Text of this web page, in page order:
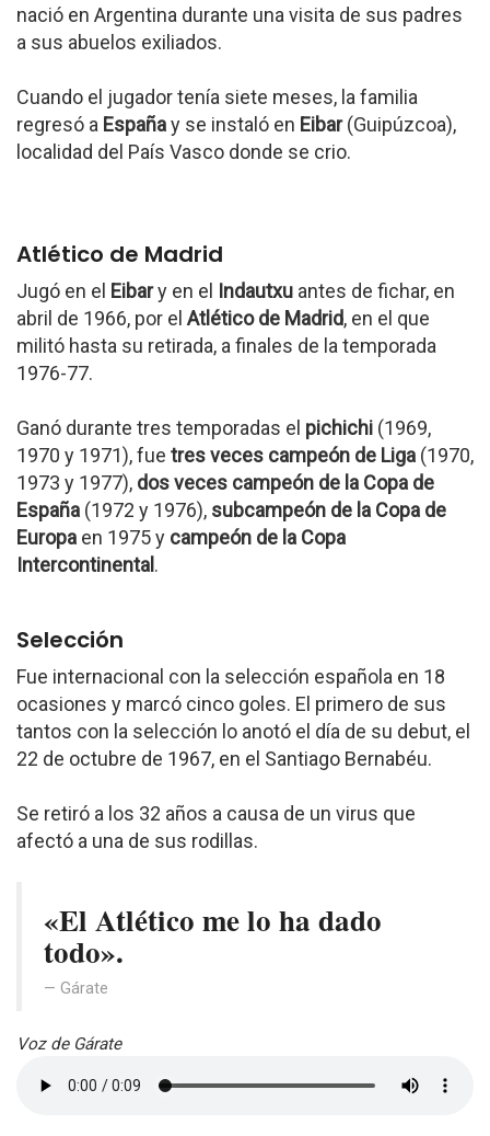
nació en Argentina durante una visita de sus padres
a sus abuelos exiliados.
Cuando el jugador tenía siete meses, la familia
regresó a Españay se instaló en Eibar(Guipúzcoa),
localidad del País Vasco donde se crio.
Atlético de Madrid
Jugó en el Eibary en el Indautxu antes de fichar, en
abril de 1966, por el Atlético de Madrid, en el que
militó hasta su retirada, a finales de la temporada
1976-77.
Ganó durante tres temporadas el pichichi (1969,
1970 y 1971), fue tres veces campeón de Liga (1970,
1973 y 1977), dos veces campeón de la Copa de
España (1972 y 1976), subcampeón de la Copa de
Europa en 1975 y campeón de la Copa
Intercontinental .
Selección
Fue internacional con la selección española en 18
ocasiones y marcó cinco goles. El primero de sus
tantos con la selección lo anotó el día de su debut, el
22 de octubre de 1967, en el Santiago Bernabéu.
Se retiró a los 32 años a causa de un virus que
afectó a una de sus rodillas.
«El Atlético me lo ha dado
todo».
Gárate
Voz de Gárate